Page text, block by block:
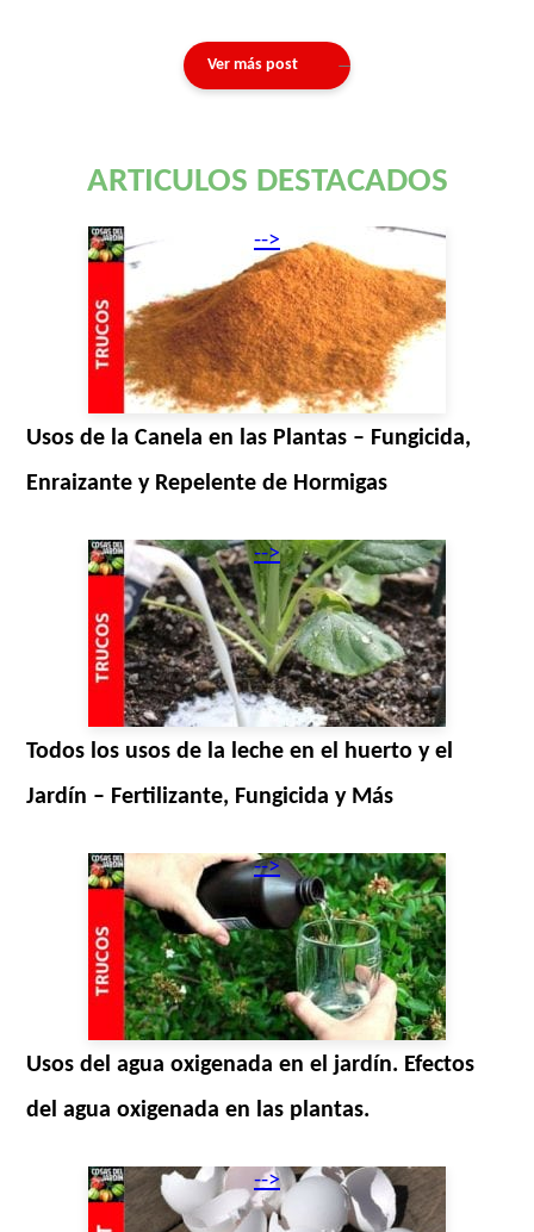
Ver más post
ARTICULOS DESTACADOS
-->
Usos de la Canela en las Plantas – Fungicida,
Enraizante y Repelente de Hormigas
-->
Todos los usos de la leche en el huerto y el
Jardín – Fertilizante, Fungicida y Más
-->
Usos del agua oxigenada en el jardín. Efectos
del agua oxigenada en las plantas.
-->